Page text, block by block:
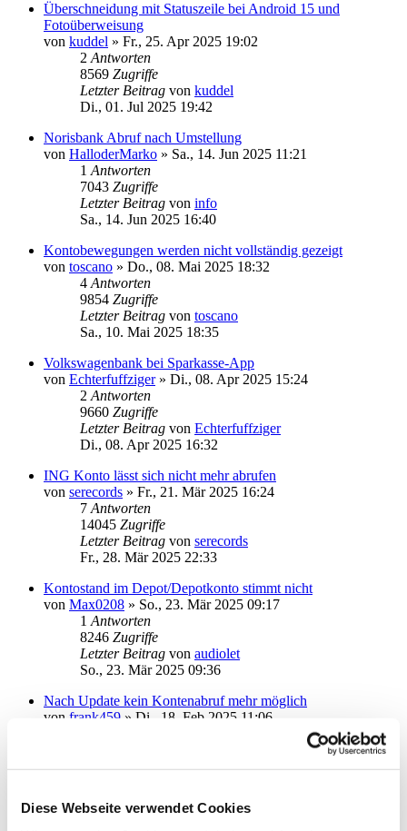
Diese Webseite verwendet Cookies
Überschneidung mit Statuszeile bei Android 15 und
Fotoüberweisung
von kuddel » Fr., 25. Apr 2025 19:02
2 Antworten
8569 Zugriffe
Letzter Beitrag von kuddel
Di., 01. Jul 2025 19:42
Norisbank Abruf nach Umstellung
von HalloderMarko » Sa., 14. Jun 2025 11:21
1 Antworten
7043 Zugriffe
Letzter Beitrag von info
Sa., 14. Jun 2025 16:40
Kontobewegungen werden nicht vollständig gezeigt
von toscano » Do., 08. Mai 2025 18:32
4 Antworten
9854 Zugriffe
Letzter Beitrag von toscano
Sa., 10. Mai 2025 18:35
Volkswagenbank bei Sparkasse-App
von Echterfuffziger» Di., 08. Apr 2025 15:24
2 Antworten
9660 Zugriffe
Letzter Beitrag von Echterfuffziger
Di., 08. Apr 2025 16:32
ING Konto lässt sich nicht mehr abrufen
von serecords » Fr., 21. Mär 2025 16:24
7 Antworten
14045 Zugriffe
Letzter Beitrag von serecords
Fr., 28. Mär 2025 22:33
Kontostand im Depot/Depotkonto stimmt nicht
von Max0208 » So., 23. Mär 2025 09:17
1 Antworten
8246 Zugriffe
Letzter Beitrag von audiolet
So., 23. Mär 2025 09:36
Nach Update kein Kontenabruf mehr möglich
von frank459 » Di., 18. Feb 2025 11:06
Letzter BeitragvonWolf21
USB Chipkartenleser